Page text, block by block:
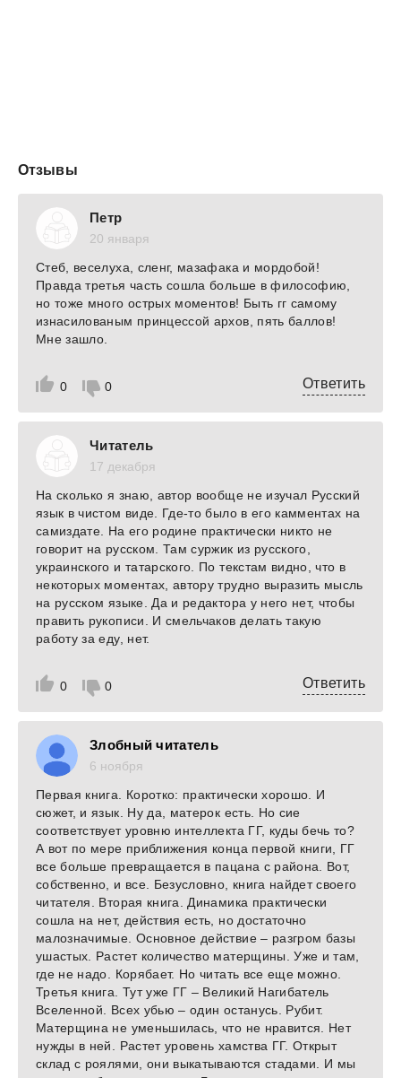
Отзывы
Петр
20 января
0 0
Стеб, веселуха, сленг, мазафака и мордобой!
Правда третья часть сошла больше в философию,
но тоже много острых моментов! Быть гг самому
изнасилованым принцессой архов, пять баллов!
Мне зашло.
Ответить
Читатель
17 декабря
0 0
На сколько я знаю, автор вообще не изучал Русский
язык в чистом виде. Где-то было в его камментах на
самиздате. На его родине практически никто не
говорит на русском. Там суржик из русского,
украинского и татарского. По текстам видно, что в
некоторых моментах, автору трудно выразить мысль
на русском языке. Да и редактора у него нет, чтобы
править рукописи. И смельчаков делать такую
работу за еду, нет.
Ответить
Злобный читатель
6 ноября
Первая книга. Коротко: практически хорошо. И
сюжет, и язык. Ну да, матерок есть. Но сие
соответствует уровню интеллекта ГГ, куды бечь то?
А вот по мере приближения конца первой книги, ГГ
все больше превращается в пацана с района. Вот,
собственно, и все. Безусловно, книга найдет своего
читателя. Вторая книга. Динамика практически
сошла на нет, действия есть, но достаточно
малозначимые. Основное действие – разгром базы
ушастых. Растет количество матерщины. Уже и там,
где не надо. Корябает. Но читать все еще можно.
Третья книга. Тут уже ГГ – Великий Нагибатель
Вселенной. Всех убью – один останусь. Рубит.
Матерщина не уменьшилась, что не нравится. Нет
нужды в ней. Растет уровень хамства ГГ. Открыт
склад с роялями, они выкатываются стадами. И мы